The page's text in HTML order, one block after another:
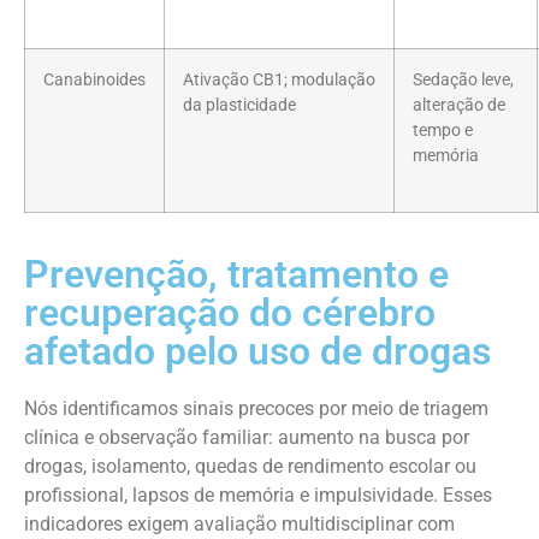
Canabinoides
Ativação CB1; modulação
da plasticidade
Sedação leve,
alteração de
tempo e
memória
Prevenção, tratamento e
recuperação do cérebro
afetado pelo uso de drogas
Nós identificamos sinais precoces por meio de triagem
clínica e observação familiar: aumento na busca por
drogas, isolamento, quedas de rendimento escolar ou
profissional, lapsos de memória e impulsividade. Esses
indicadores exigem avaliação multidisciplinar com